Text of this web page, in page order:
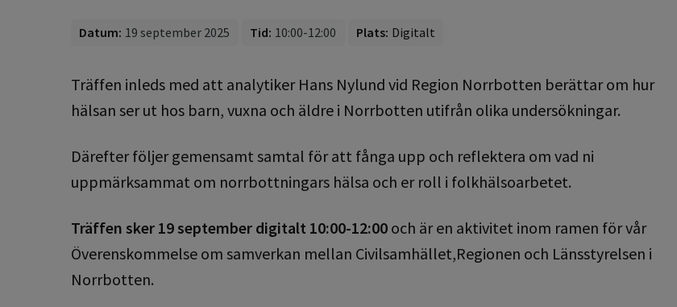
Datum: 19 september 2025 Tid: 10:00-12:00 Plats: Digitalt
Träffen inleds med att analytiker Hans Nylund vid Region Norrbotten berättar om hur
hälsan ser ut hos barn, vuxna och äldre i Norrbotten utifrån olika undersökningar.
Därefter följer gemensamt samtal för att fånga upp och reflektera om vad ni
uppmärksammat om norrbottningars hälsa och er roll i folkhälsoarbetet.
Träffen sker 19 september digitalt 10:00-12:00 och är en aktivitet inom ramen för vår
Överenskommelse om samverkan mellan Civilsamhället,Regionen och Länsstyrelsen i
Norrbotten.